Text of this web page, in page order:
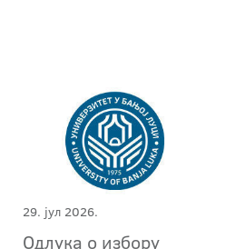
29. јул 2026.
Oдлука о избору